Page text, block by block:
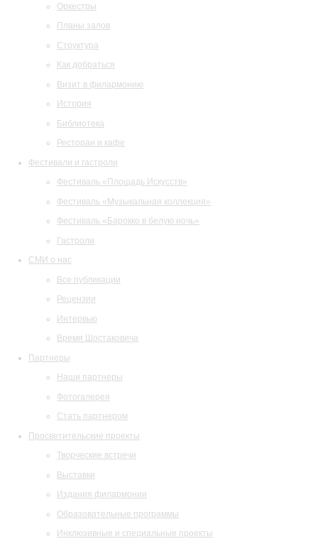
Оркестры
Планы залов
Структура
Как добраться
Визит в филармонию
История
Библиотека
Ресторан и кафе
Фестивали и гастроли
Фестиваль «Площадь Искусств»
Фестиваль «Музыкальная коллекция»
Фестиваль «Барокко в белую ночь»
Гастроли
СМИ о нас
Все публикации
Рецензии
Интервью
Время Шостаковича
Партнеры
Наши партнеры
Фотогалерея
Стать партнером
Просветительские проекты
Творческие встречи
Выставки
Издания филармонии
Образовательные программы
Инклюзивные и специальные проекты